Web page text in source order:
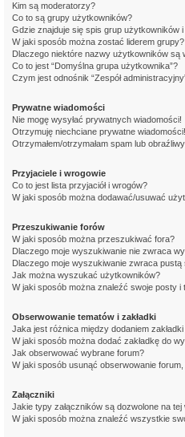
Kim są moderatorzy?
Co to są grupy użytkowników?
Gdzie znajduje się spis grup użytkowników
W jaki sposób można zostać liderem grupy?
Dlaczego niektóre nazwy użytkowników są
Co to jest “Domyślna grupa użytkownika”?
Czym jest odnośnik “Zespół
Prywatne wiadomości
Nie mogę wysyłać prywatnych wiadomości!
Otrzymuję niechciane prywatne wiadomości!
Otrzymałem/otrzymałam spam lub
Przyjaciele i wrogowie
Co to jest lista przyjaciół i wrogów?
W jaki sposób można dodawać/usuwać
Przeszukiwanie forów
W jaki sposób można przeszukiwać fora?
Dlaczego moje wyszukiwanie nie zwraca
Dlaczego moje wyszukiwanie zwraca pustą
Jak można wyszukać użytkowników?
W jaki sposób można znaleźć swoje posty i
Obserwowanie tematów i zakładki
Jaka jest różnica między dodaniem
W jaki sposób można dodać zakładkę do
Jak obserwować wybrane forum?
W jaki sposób usunąć obserwowanie forum,
Załączniki
Jakie typy załączników są dozwolone na tej
W jaki sposób można znaleźć wszystkie